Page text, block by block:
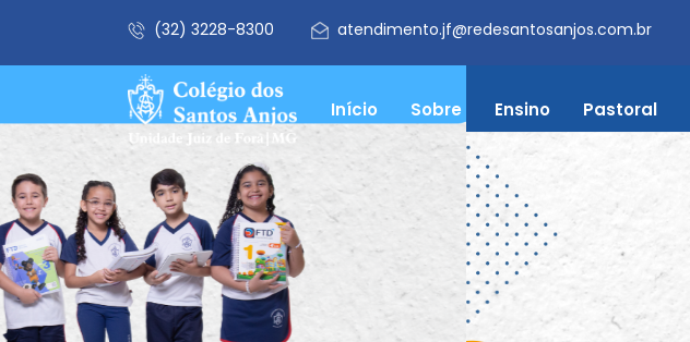
(32) 3228-8300 atendimento.jf@redesantosanjos.com.br
Início Sobre Ensino Pastoral